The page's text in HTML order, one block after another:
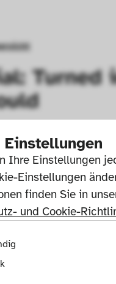
Einstellungen
Ihre Einstellungen
Einstellungen
und Cookie-
Turned